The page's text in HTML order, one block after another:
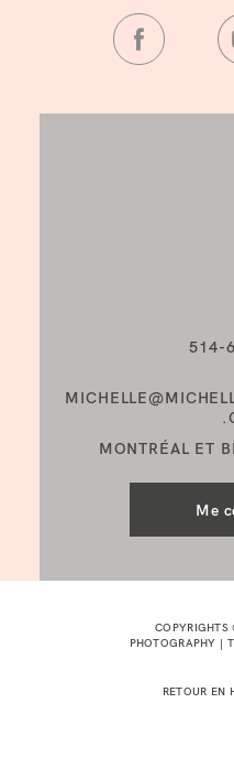
514-
MONTRÉAL ET
Me
COPYRIGHTS
PHOTOGRAPHY |
RETOUR EN